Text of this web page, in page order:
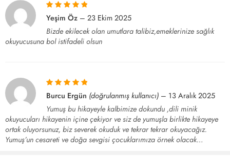
5 üzerinden
oy aldı
Yeşim Öz – 23 Ekim 2025
Bizde ekilecek olan umutlara talibiz,emeklerinize sağlık
okuyucusuna bol istifadeli olsun
5 üzerinden5
Burcu Ergün (doğrulanmış kullanıcı) – 13 Aralık 2025
Yumuş bu hikayeyle kalbimize dokundu ,dili minik
okuyucuları hikayenin içine çekiyor ve siz de yumuşla birlikte hikayeye
ortak oluyorsunuz, biz severek okuduk ve tekrar tekrar okuyacağız.
Yumuş’un cesareti ve doğa sevgisi çocuklarımıza örnek olacak…